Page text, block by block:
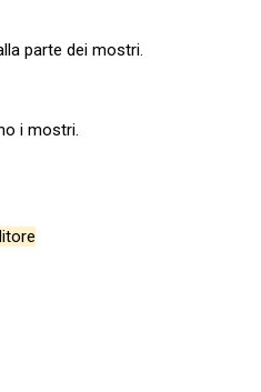
parte dei mostri.
i mostri.